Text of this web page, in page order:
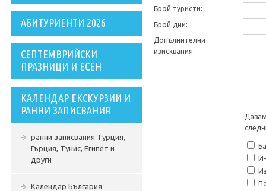
АБИТУРИЕНТИ 2026
СЕПТЕМВРИЙСКИ
ПРАЗНИЦИ И ЕСЕН
КАЛЕНДАР ЕКСКУРЗИИ И
РАННИ ЗАПИСВАНИЯ
ранни записвания Турция,
Гърция, Тунис, Египет и
други
Календар България
Брой туристи:
Брой дни:
Допълнителни
изисквания: